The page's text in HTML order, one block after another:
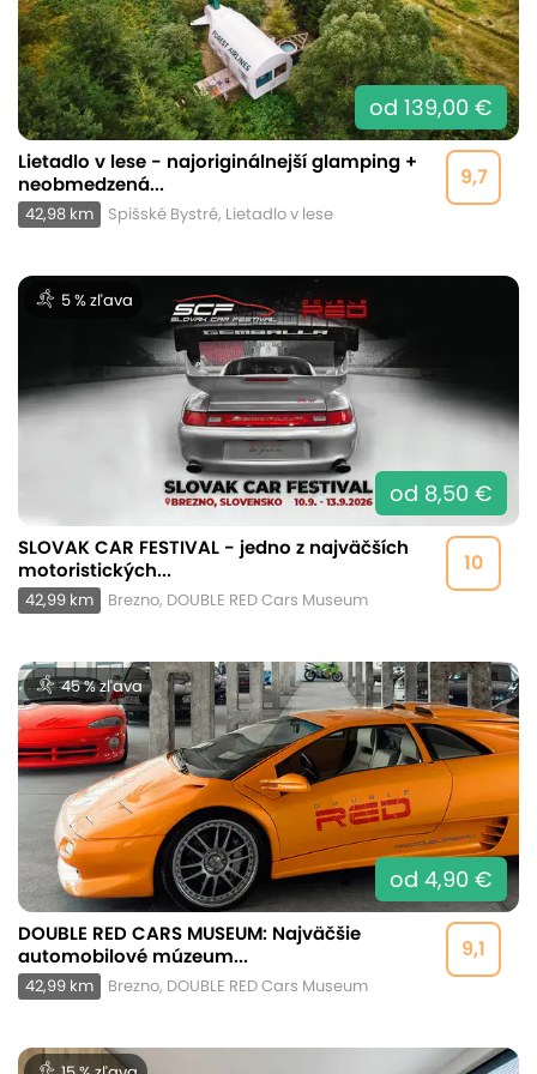
od 139,00 €
9,7
Lietadlo v lese - najoriginálnejší glamping +
neobmedzená...
42,98 km Spišské Bystré, Lietadlo v lese
5 % zľava
od 8,50 €
10
SLOVAK CAR FESTIVAL - jedno z najväčších
motoristických...
42,99 km Brezno, DOUBLE RED Cars Museum
45 % zľava
od 4,90 €
9,1
DOUBLE RED CARS MUSEUM: Najväčšie
automobilové múzeum...
42,99 km Brezno, DOUBLE RED Cars Museum